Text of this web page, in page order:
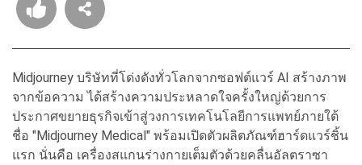
Midjourney บริษัทที่โด่งดังทั่วโลกจากซอฟต์แวร์ AI สร้างภาพ
จากข้อความ ได้สร้างความประหลาดใจครั้งใหญ่ด้วยการ
ประกาศขยายธุรกิจเข้าสู่วงการเทคโนโลยีการแพทย์ภายใต้
ชื่อ "Midjourney Medical" พร้อมเปิดตัวผลิตภัณฑ์ฮาร์ดแวร์ชิ้น
แรก นั่นคือ เครื่องสแกนร่างกายเต็มตัวด้วยคลื่นอัลตราซา